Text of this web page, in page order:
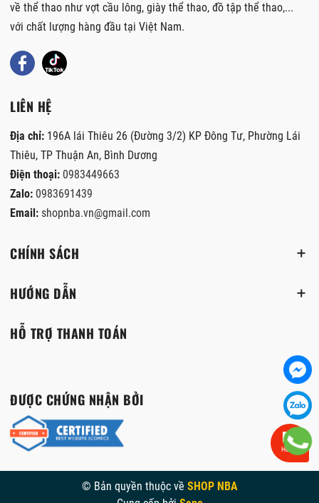
về thể thao như vợt cầu lông, giày thể thao, đồ tập thể thao,...
với chất lượng hàng đầu tại Việt Nam.
LIÊN HỆ
Địa chỉ: 196A lái Thiêu 26 (Đường 3/2) KP Đông Tư, Phường Lái
Thiêu, TP Thuận An, Bình Dương
Điện thoại: 0983449663
Zalo: 0983691439
Email: shopnba.vn@gmail.com
CHÍNH SÁCH
HƯỚNG DẪN
HỖ TRỢ THANH TOÁN
ĐƯỢC CHỨNG NHẬN BỞI
© Bản quyền thuộc về SHOP NBA
Hỗ trợ